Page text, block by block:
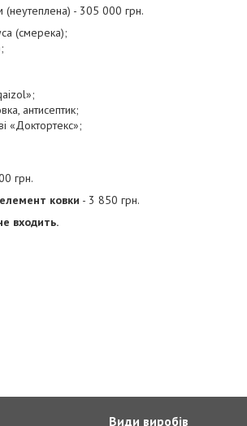
(неутеплена) - 305 000 грн.
(смерека);
антисептик;
«Доктортекс»;
грн.
ковки - 3 850 грн.
входить.
Види виробів